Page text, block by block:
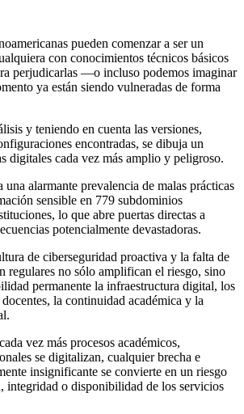
pueden comenzar a ser un
con conocimientos técnicos básicos
perjudicarlas —o incluso podemos imaginar
ya están siendo vulneradas de forma
y teniendo en cuenta las versiones,
encontradas, se dibuja un
digitales cada vez más amplio y peligroso.
una alarmante prevalencia de malas prácticas
sensible en 779 subdominios
lo que abre puertas directas a
potencialmente devastadoras.
de ciberseguridad proactiva y la falta de
regulares no sólo amplifican el riesgo, sino
permanente la infraestructura digital, los
la continuidad académica y la
vez más procesos académicos,
se digitalizan, cualquier brecha e
insignificante se convierte en un riesgo
integridad o disponibilidad de los servicios